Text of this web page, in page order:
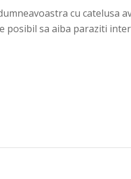
cu catelusa
posibil sa aiba paraziti